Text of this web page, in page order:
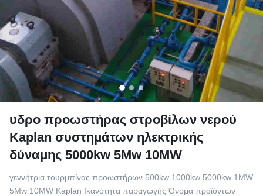
υδρο προωστήρας στροβίλων νερού
Kaplan συστημάτων ηλεκτρικής
δύναμης 5000kw 5Mw 10MW
γεννήτρια τουρμπίνας προωστήρων 500kw 1000kw 5000kw 1MW
5Mw 10MW Kaplan Ικανότητα παραγωγής Όνομα προϊόντων